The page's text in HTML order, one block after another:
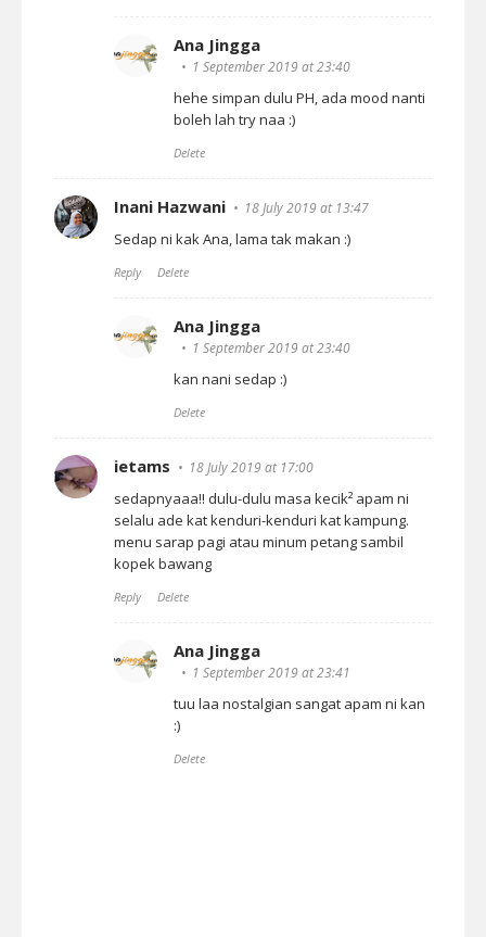
Ana Jingga
1 September 2019 at 23:40
hehe simpan dulu PH, ada mood nanti
boleh lah try naa :)
Delete
Inani Hazwani 18 July 2019 at 13:47
Sedap ni kak Ana, lama tak makan :)
Reply Delete
Ana Jingga
1 September 2019 at 23:40
kan nani sedap :)
Delete
ietams 18 July 2019 at 17:00
sedapnyaaa!! dulu-dulu masa kecik² apam ni
selalu ade kat kenduri-kenduri kat kampung.
menu sarap pagi atau minum petang sambil
kopek bawang
Reply Delete
Ana Jingga
1 September 2019 at 23:41
tuu laa nostalgian sangat apam ni kan
:)
Delete